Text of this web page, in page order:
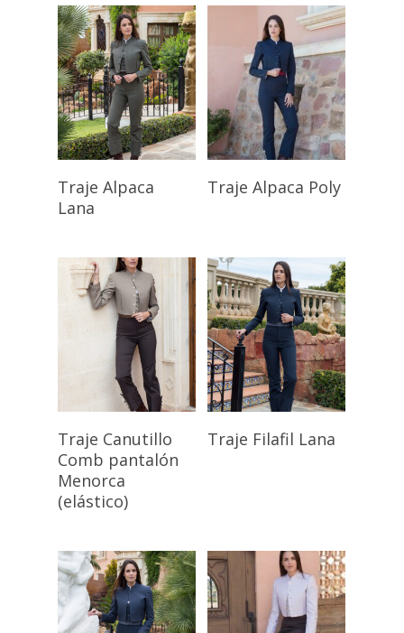
Seleccionar
Opciones
Traje Alpaca
Lana
Seleccionar
Opciones
Traje Alpaca Poly
Seleccionar
Opciones
Traje Canutillo
Comb pantalón
Menorca
(elástico)
Seleccionar
Traje Filafil Lana